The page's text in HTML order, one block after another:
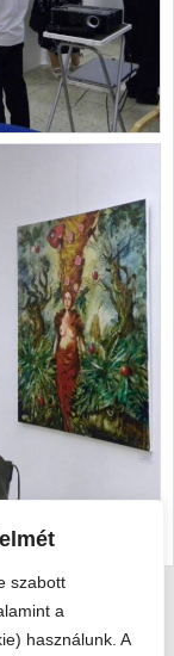
szabott
a
használunk. A